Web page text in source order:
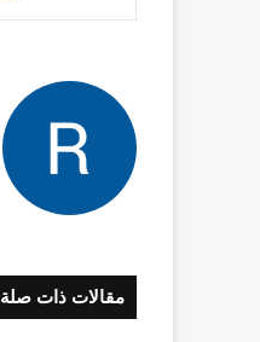
مقالات ذات صلة